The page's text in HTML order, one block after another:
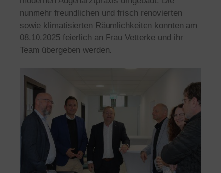
nunmehr freundlichen und frisch renovierten
sowie klimatisierten Räumlichkeiten konnten am
08.10.2025 feierlich an Frau Vetterke und ihr
Team übergeben werden.